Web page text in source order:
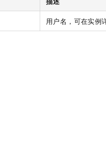
用户名，可在实例